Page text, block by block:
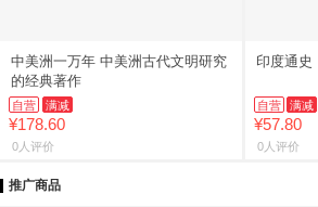
中美洲一万年 中美洲古代文明研究
的经典著作
自营 满减
¥178.60
0人评价
印度通史
自营 满减
¥57.80
0人评价
推广商品